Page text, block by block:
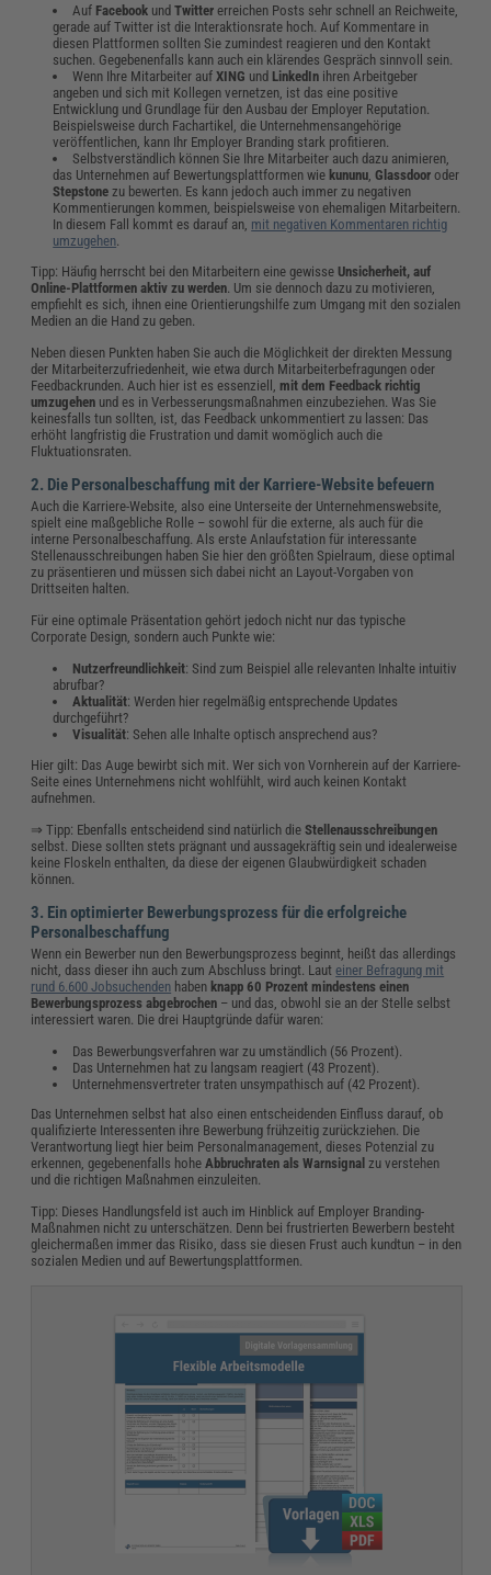
Auf Facebook und Twitter erreichen Posts sehr schnell an Reichweite,
gerade auf Twitter ist die Interaktionsrate hoch. Auf Kommentare in
diesen Plattformen sollten Sie zumindest reagieren und den Kontakt
suchen. Gegebenenfalls kann auch ein klärendes Gespräch sinnvoll sein.
Wenn Ihre Mitarbeiter auf XING und LinkedIn ihren Arbeitgeber
angeben und sich mit Kollegen vernetzen, ist das eine positive
Entwicklung und Grundlage für den Ausbau der Employer Reputation.
Beispielsweise durch Fachartikel, die Unternehmensangehörige
veröffentlichen, kann Ihr Employer Branding stark profitieren.
Selbstverständlich können Sie Ihre Mitarbeiter auch dazu animieren,
das Unternehmen auf Bewertungsplattformen wie kununu ,Glassdoor oder
Stepstone zu bewerten. Es kann jedoch auch immer zu negativen
Kommentierungen kommen, beispielsweise von ehemaligen Mitarbeitern.
In diesem Fall kommt es darauf an, mit negativen Kommentaren richtig
umzugehen
Tipp: Häufig herrscht bei den Mitarbeitern eine gewisseUnsicherheit, auf
Online-Plattformen aktiv zu werden . Um sie dennoch dazu zu motivieren,
empfiehlt es sich, ihnen eine Orientierungshilfe zum Umgang mit den sozialen
Medien an die Hand zu geben.
Neben diesen Punkten haben Sie auch die Möglichkeit der direkten Messung
der Mitarbeiterzufriedenheit, wie etwa durch Mitarbeiterbefragungen oder
Feedbackrunden. Auch hier ist es essenziell,mit dem Feedback richtig
umzugehen und es in Verbesserungsmaßnahmen einzubeziehen. Was Sie
keinesfalls tun sollten, ist, das Feedback unkommentiert zu lassen: Das
erhöht langfristig die Frustration und damit womöglich auch die
Fluktuationsraten.
2. Die Personalbeschaffung mit der Karriere-Website befeuern
Auch die Karriere-Website, also eine Unterseite der Unternehmenswebsite,
spielt eine maßgebliche Rolle – sowohl für die externe, als auch für die
interne Personalbeschaffung. Als erste Anlaufstation für interessante
Stellenausschreibungen haben Sie hier den größten Spielraum, diese optimal
zu präsentieren und müssen sich dabei nicht an Layout-Vorgaben von
Drittseiten halten.
Für eine optimale Präsentation gehört jedoch nicht nur das typische
Corporate Design, sondern auch Punkte wie:
Nutzerfreundlichkeit: Sind zum Beispiel alle relevanten Inhalte intuitiv
abrufbar?
Aktualität: Werden hier regelmäßig entsprechende Updates
durchgeführt?
Visualität: Sehen alle Inhalte optisch ansprechend aus?
Hier gilt: Das Auge bewirbt sich mit. Wer sich von Vornherein auf der Karriere-
Seite eines Unternehmens nicht wohlfühlt, wird auch keinen Kontakt
aufnehmen.
⇒ Tipp: Ebenfalls entscheidend sind natürlich dieStellenausschreibungen
selbst. Diese sollten stets prägnant und aussagekräftig sein und idealerweise
keine Floskeln enthalten, da diese der eigenen Glaubwürdigkeit schaden
können.
3. Ein optimierter Bewerbungsprozess für die erfolgreiche
Personalbeschaffung
Wenn ein Bewerber nun den Bewerbungsprozess beginnt, heißt das allerdings
nicht, dass dieser ihn auch zum Abschluss bringt. Lauteiner Befragung mit
rund 6.600 Jobsuchenden habenknapp 60 Prozent mindestens einen
Bewerbungsprozess abgebrochen – und das, obwohl sie an der Stelle selbst
interessiert waren. Die drei Hauptgründe dafür waren:
Das Bewerbungsverfahren war zu umständlich (56 Prozent).
Das Unternehmen hat zu langsam reagiert (43 Prozent).
Unternehmensvertreter traten unsympathisch auf (42 Prozent).
Das Unternehmen selbst hat also einen entscheidenden Einfluss darauf, ob
qualifizierte Interessenten ihre Bewerbung frühzeitig zurückziehen. Die
Verantwortung liegt hier beim Personalmanagement, dieses Potenzial zu
erkennen, gegebenenfalls hoheAbbruchraten als Warnsignal zu verstehen
und die richtigen Maßnahmen einzuleiten.
Tipp: Dieses Handlungsfeld ist auch im Hinblick auf Employer Branding-
Maßnahmen nicht zu unterschätzen. Denn bei frustrierten Bewerbern besteht
gleichermaßen immer das Risiko, dass sie diesen Frust auch kundtun – in den
sozialen Medien und auf Bewertungsplattformen.